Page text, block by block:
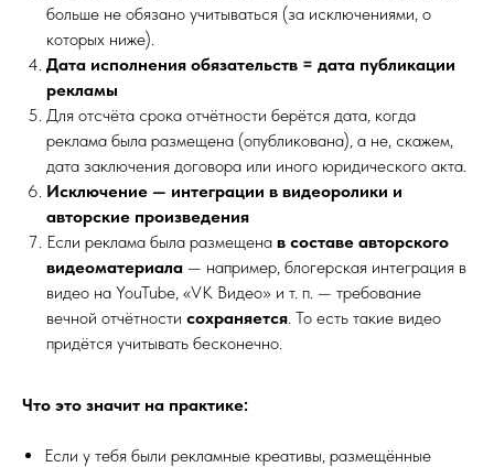
больше не обязано учитываться (за исключениями, о
которых ниже).
Дата исполнения обязательств = дата публикации
рекламы
Для отсчёта срока отчётности берётся дата, когда
реклама была размещена (опубликована), а не, скажем,
дата заключения договора или иного юридического акта.
Исключение — интеграции в видеоролики и
авторские произведения
Если реклама была размещена в составе авторского
видеоматериала — например, блогерская интеграция в
видео на YouTube, «VK Видео» и т. п. — требование
вечной отчётности сохраняется. То есть такие видео
придётся учитывать бесконечно.
Что это значит на практике:
Если у тебя были рекламные креативы, размещённые